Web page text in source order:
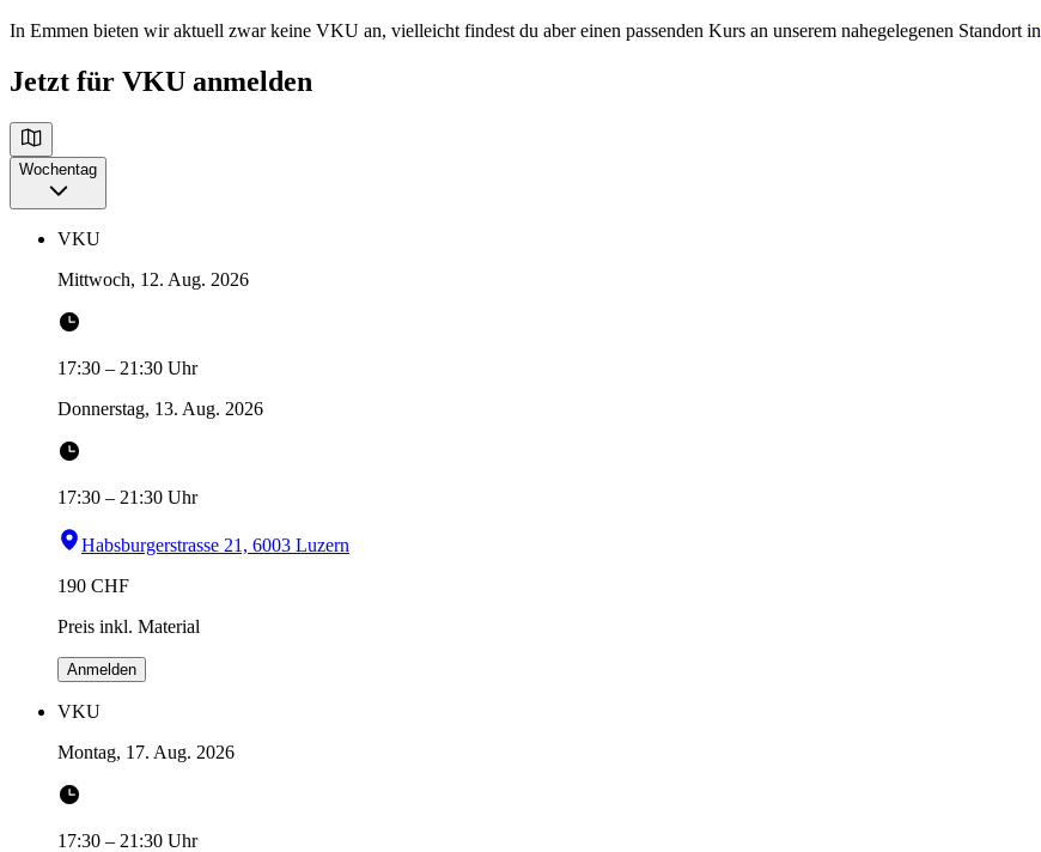
In Emmen bieten wir aktuell zwar keine VKU an, vielleicht findest du aber einen passenden Kurs an unserem nahegelegenen Standort in
Jetzt für VKU anmelden
Wochentag
VKU
Mittwoch, 12. Aug. 2026
17:30 – 21:30 Uhr
Donnerstag, 13. Aug. 2026
17:30 – 21:30 Uhr
Habsburgerstrasse 21, 6003 Luzern
190 CHF
Preis inkl. Material
Anmelden
VKU
Montag, 17. Aug. 2026
17:30 – 21:30 Uhr